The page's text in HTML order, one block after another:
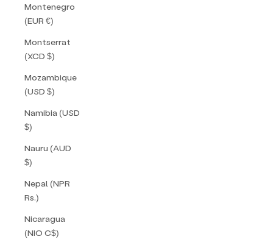
Montenegro
(EUR €)
Montserrat
(XCD $)
Mozambique
(USD $)
Namibia (USD
$)
Nauru (AUD
$)
Nepal (NPR
Rs.)
Nicaragua
(NIO C$)